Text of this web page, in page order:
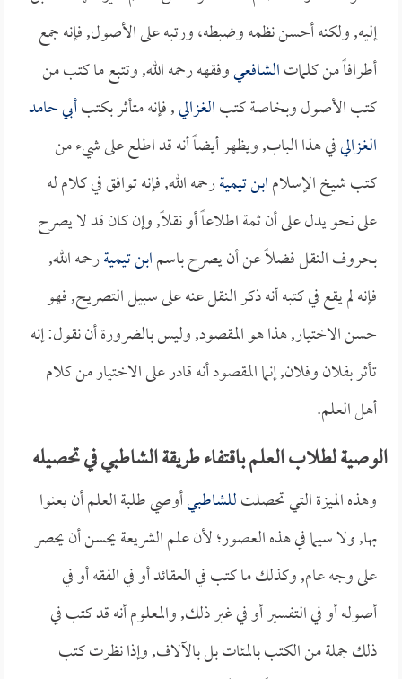
إليه, ولكنه أحسن نظمه وضبطه، ورتبه على الأصول, فإنه جمع
أطرافاً من كلماتالشافعيوفقهه رحمه الله, وتتبع ما كتب من
كتب الأصول وبخاصة كتبالغزالي, فإنه متأثر بكتبأبي حامد
الغزاليفي هذا الباب, ويظهر أيضاً أنه قد اطلع على شيء من
كتب شيخ الإسلامابن تيميةرحمه الله, فإنه توافق في كلام له
على نحو يدل على أن ثمة اطلاعاً أو نقلاً, وإن كان قد لا يصرح
بحروف النقل فضلاً عن أن يصرح باسمابن تيميةرحمه الله,
فإنه لم يقع في كتبه أنه ذكر النقل عنه على سبيل التصريح, فهو
حسن الاختيار, هذا هو المقصود, وليس بالضرورة أن نقول: إنه
تأثر بفلان وفلان, إنما المقصود أنه قادر على الاختيار من كلام
أهل العلم.
الوصية لطلاب العلم باقتفاء طريقة الشاطبي في تحصيله
وهذه الميزة التي تحصلتللشاطبيأوصي طلبة العلم أن يعنوا
بها, ولا سيما في هذه العصور؛ لأن علم الشريعة يحسن أن يحصر
على وجه عام, وكذلك ما كتب في العقائد أو في الفقه أو في
أصوله أو في التفسير أو في غير ذلك, والمعلوم أنه قد كتب في
ذلك جملة من الكتب بالمئات بل بالآلاف, وإذا نظرت كتب